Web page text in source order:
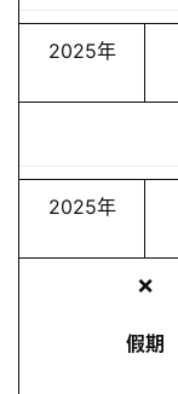
2025年
2025年
❌
假期